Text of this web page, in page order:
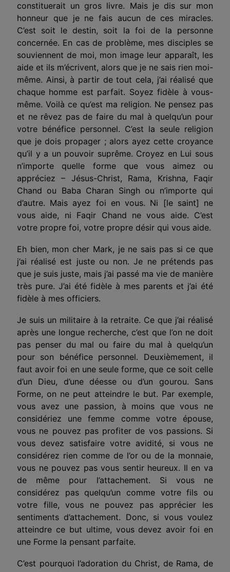
constituerait un gros livre. Mais je dis sur mon
honneur que je ne fais aucun de ces miracles.
C’est soit le destin, soit la foi de la personne
concernée. En cas de problème, mes disciples se
souviennent de moi, mon image leur apparaît, les
aide et ils m’écrivent, alors que je ne sais rien moi-
même. Ainsi, à partir de tout cela, j’ai réalisé que
chaque homme est parfait. Soyez fidèle à vous-
même. Voilà ce qu’est ma religion. Ne pensez pas
et ne rêvez pas de faire du mal à quelqu’un pour
votre bénéfice personnel. C’est la seule religion
que je dois propager ; alors ayez cette croyance
qu’il y a un pouvoir suprême. Croyez en Lui sous
n’importe quelle forme que vous aimez ou
appréciez – Jésus-Christ, Rama, Krishna, Faqir
Chand ou Baba Charan Singh ou n’importe qui
d’autre. Mais ayez foi en vous. Ni [le saint] ne
vous aide, ni Faqir Chand ne vous aide. C’est
votre propre foi, votre propre désir qui vous aide.
Eh bien, mon cher Mark, je ne sais pas si ce que
j’ai réalisé est juste ou non. Je ne prétends pas
que je suis juste, mais j’ai passé ma vie de manière
très pure. J’ai été fidèle à mes parents et j’ai été
fidèle à mes officiers.
Je suis un militaire à la retraite. Ce que j’ai réalisé
après une longue recherche, c’est que l’on ne doit
pas penser du mal ou faire du mal à quelqu’un
pour son bénéfice personnel. Deuxièmement, il
faut avoir foi en une seule forme, que ce soit celle
d’un Dieu, d’une déesse ou d’un gourou. Sans
Forme, on ne peut atteindre le but. Par exemple,
vous avez une passion, à moins que vous ne
considériez une femme comme votre épouse,
vous ne pouvez pas profiter de vos passions. Si
vous devez satisfaire votre avidité, si vous ne
considérez rien comme de l’or ou de la monnaie,
vous ne pouvez pas vous sentir heureux. Il en va
de même pour l’attachement. Si vous ne
considérez pas quelqu’un comme votre fils ou
votre fille, vous ne pouvez pas apprécier les
sentiments d’attachement. Donc, si vous voulez
atteindre ce but ultime, vous devez avoir foi en
une Forme la pensant parfaite.
C’est pourquoi l’adoration du Christ, de Rama, de